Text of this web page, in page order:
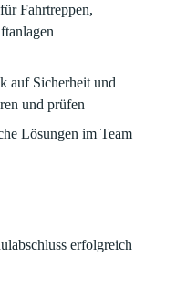
Fahrtreppen,
auf Sicherheit und
und prüfen
Lösungen im Team
erfolgreich